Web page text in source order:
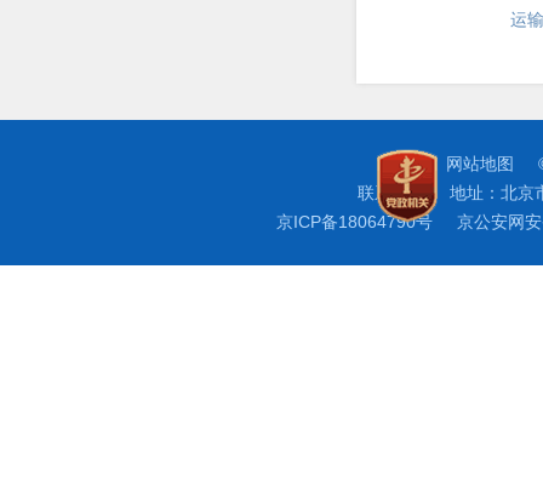
运
网站地图
联系我们
地址：北京
京ICP备18064790号
京公安网